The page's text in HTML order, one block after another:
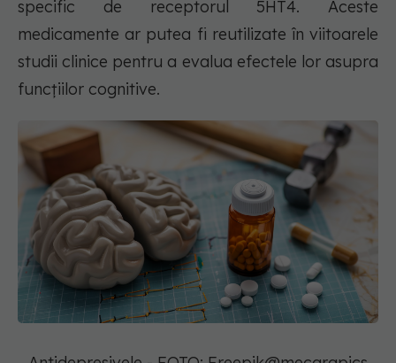
specific de receptorul 5HT4. Aceste
medicamente ar putea fi reutilizate în viitoarele
studii clinice pentru a evalua efectele lor asupra
funcțiilor cognitive.